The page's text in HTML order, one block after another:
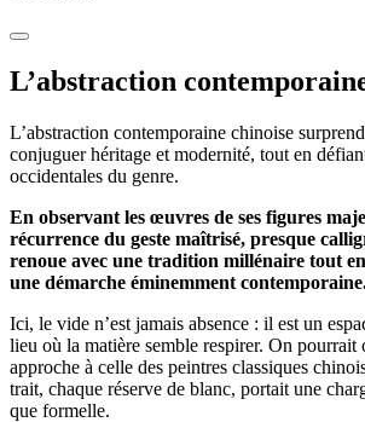
L’abstraction
L’abstraction contemporaine chinoise
conjuguer héritage et modernité, tout en
occidentales du genre.
En observant les œuvres de ses figures
récurrence du geste maîtrisé, presque
renoue avec une tradition millénaire tout
une démarche éminemment
Ici, le vide n’est jamais absence : il est un
lieu où la matière semble respirer. On pourrait
approche à celle des peintres classiques
trait, chaque réserve de blanc, portait une
que formelle.